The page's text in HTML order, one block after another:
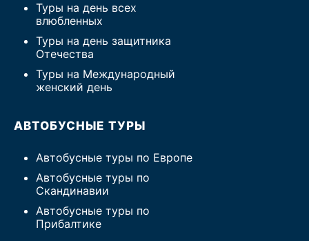
Туры на день всех
влюбленных
Туры на день защитника
Отечества
Туры на Международный
женский день
АВТОБУСНЫЕ ТУРЫ
Автобусные туры по Европе
Автобусные туры по
Скандинавии
Автобусные туры по
Прибалтике